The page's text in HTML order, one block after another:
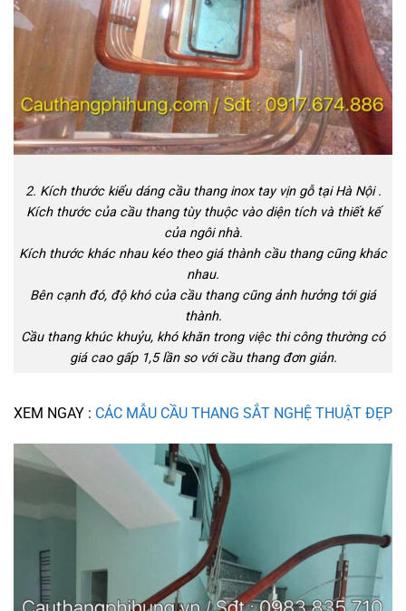
2. Kích thước kiểu dáng cầu thang inox tay vịn gỗ tại Hà Nội .
Kích thước của cầu thang tùy thuộc vào diện tích và thiết kế
của ngôi nhà.
Kích thước khác nhau kéo theo giá thành cầu thang cũng khác
nhau.
Bên cạnh đó, độ khó của cầu thang cũng ảnh hưởng tới giá
thành.
Cầu thang khúc khuỷu, khó khăn trong việc thi công thường có
giá cao gấp 1,5 lần so với cầu thang đơn giản.
XEM NGAY : CÁC MẪU CẦU THANG SẮT NGHỆ THUẬT ĐẸP